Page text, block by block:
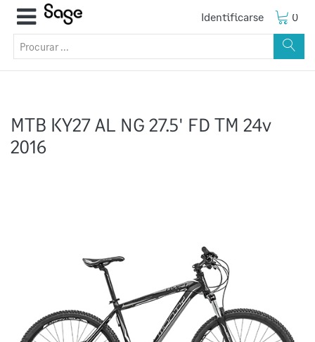
Identificarse 0
MTB KY27 AL NG 27.5' FD TM 24v
2016